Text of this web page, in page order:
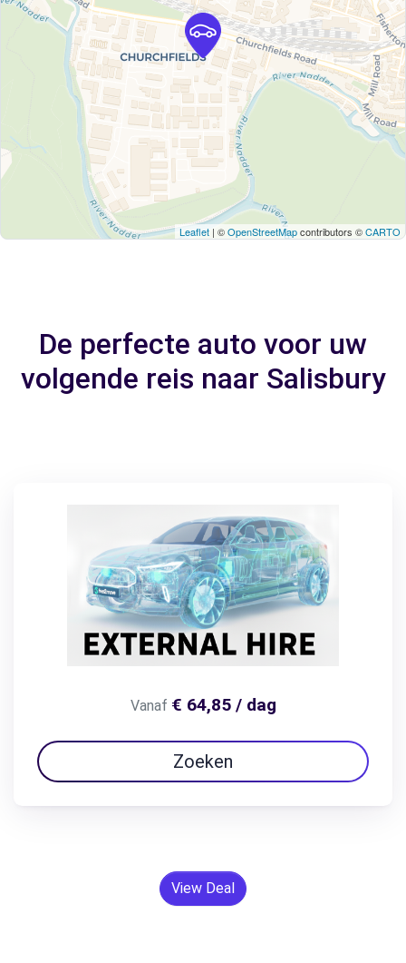
Leaflet | ©OpenStreetMapcontributors ©CARTO
De perfecte auto voor uw
volgende reis naar Salisbury
Vanaf € 64,85 / dag
Zoeken
View Deal